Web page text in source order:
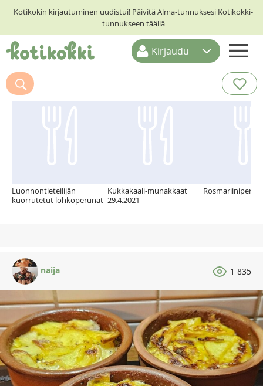
Kotikokin kirjautuminen uudistui! Päivitä Alma-tunnuksesi Kotikokki-
tunnukseen täällä
ETUSIVU
RESEPTIHAKU
Kirjaudu
Suosittelemme myös
Luonnontieteilijän
kuorrutetut lohkoperunat
Kukkakaali-munakkaat
29.4.2021
naija 1 835